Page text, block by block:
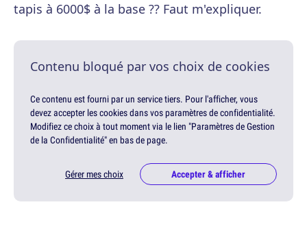
tapis à 6000$ à la base ?? Faut m'expliquer.
Contenu bloqué par vos choix de cookies
Ce contenu est fourni par un service tiers. Pour l'afficher, vous
devez accepter les cookies dans vos paramètres de confidentialité.
Modifiez ce choix à tout moment via le lien "Paramètres de Gestion
de la Confidentialité" en bas de page.
Gérer mes choix Accepter & afficher